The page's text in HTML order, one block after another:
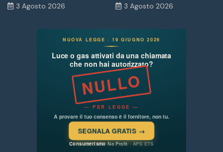
3 Agosto 2026 3 Agosto 2026